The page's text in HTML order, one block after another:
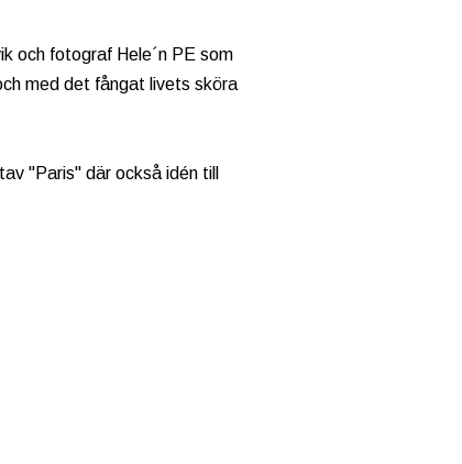
och fotograf Hele´n PE som
med det fångat livets sköra
"Paris" där också idén till